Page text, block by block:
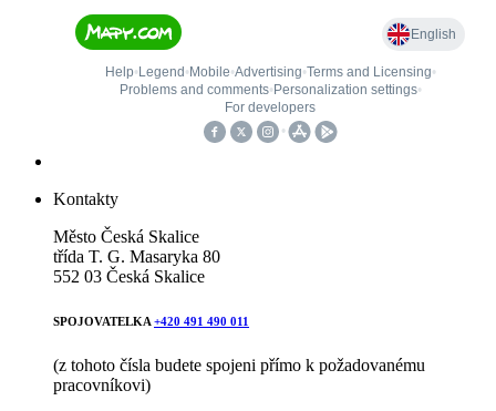
Kontakty
Město Česká Skalice
třída T. G. Masaryka 80
552 03 Česká Skalice
SPOJOVATELKA +420 491 490 011
(z tohoto čísla budete spojeni přímo k požadovanému
pracovníkovi)